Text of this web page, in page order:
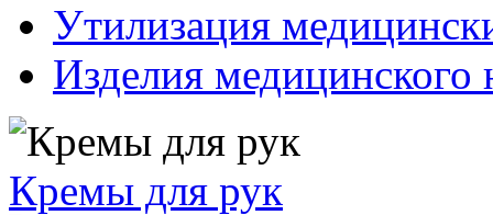
Утилизация
Изделия медицинского
Кремы для рук